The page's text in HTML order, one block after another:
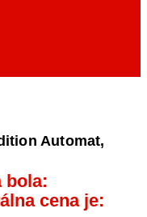
Automat,
bola:
cena je: